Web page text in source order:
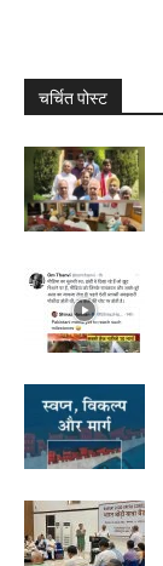
चर्चित पोस्ट